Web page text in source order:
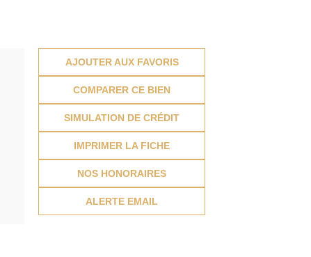
AJOUTER AUX FAVORIS
COMPARER CE BIEN
SIMULATION DE CRÉDIT
IMPRIMER LA FICHE
NOS HONORAIRES
ALERTE EMAIL